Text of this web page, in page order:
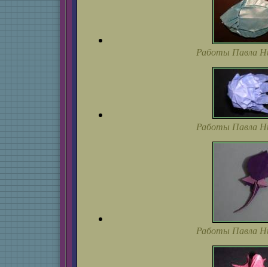
Работы Павла
Работы Павла
Работы Павла